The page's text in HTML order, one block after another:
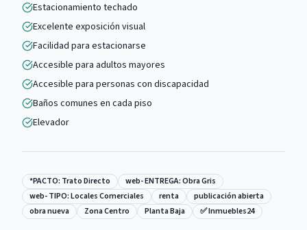
Estacionamiento techado
Excelente exposición visual
Facilidad para estacionarse
Accesible para adultos mayores
Accesible para personas con discapacidad
Baños comunes en cada piso
Elevador
*PACTO: Trato Directo
web- ENTREGA: Obra Gris
web- TIPO: Locales Comerciales
renta
publicación abierta
obra nueva
Zona Centro Planta Baja ✅ Inmuebles24